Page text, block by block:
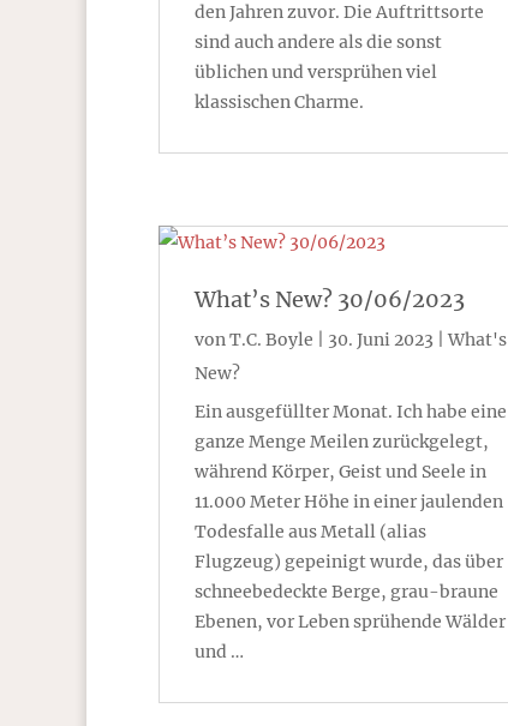
den Jahren zuvor. Die Auftrittsorte
sind auch andere als die sonst
üblichen und versprühen viel
klassischen Charme.
What’s New? 30/06/2023
vonT.C. Boyle 30. Juni 2023 |What's
New?
Ein ausgefüllter Monat. Ich habe eine
ganze Menge Meilen zurückgelegt,
während Körper, Geist und Seele in
11.000 Meter Höhe in einer jaulenden
Todesfalle aus Metall (alias
Flugzeug) gepeinigt wurde, das über
schneebedeckte Berge, grau-braune
Ebenen, vor Leben sprühende Wälder
und …